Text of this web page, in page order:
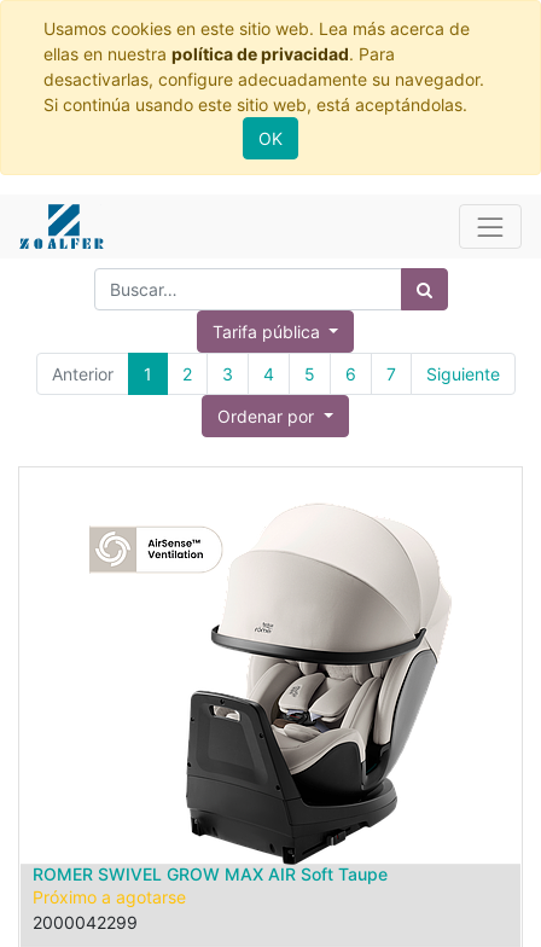
Usamos cookies en este sitio web. Lea más acerca de
ellas en nuestra política de privacidad. Para
desactivarlas, configure adecuadamente su navegador.
Si continúa usando este sitio web, está aceptándolas.
OK
Tarifa pública
Anterior 1 2 3 4 5 6 7 Siguiente
Ordenar por
ROMER SWIVEL GROW MAX AIR Soft Taupe
Próximo a agotarse
2000042299